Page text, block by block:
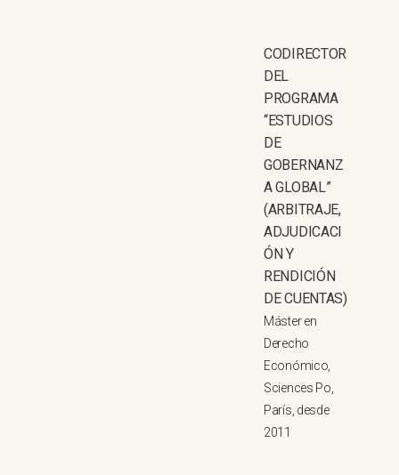
CODIRECTOR
DEL
PROGRAMA
“ESTUDIOS
DE
GOBERNANZ
A GLOBAL”
(ARBITRAJE,
ADJUDICACI
ÓN Y
RENDICIÓN
DE CUENTAS)
Máster en
Derecho
Económico,
Sciences Po,
París, desde
2011